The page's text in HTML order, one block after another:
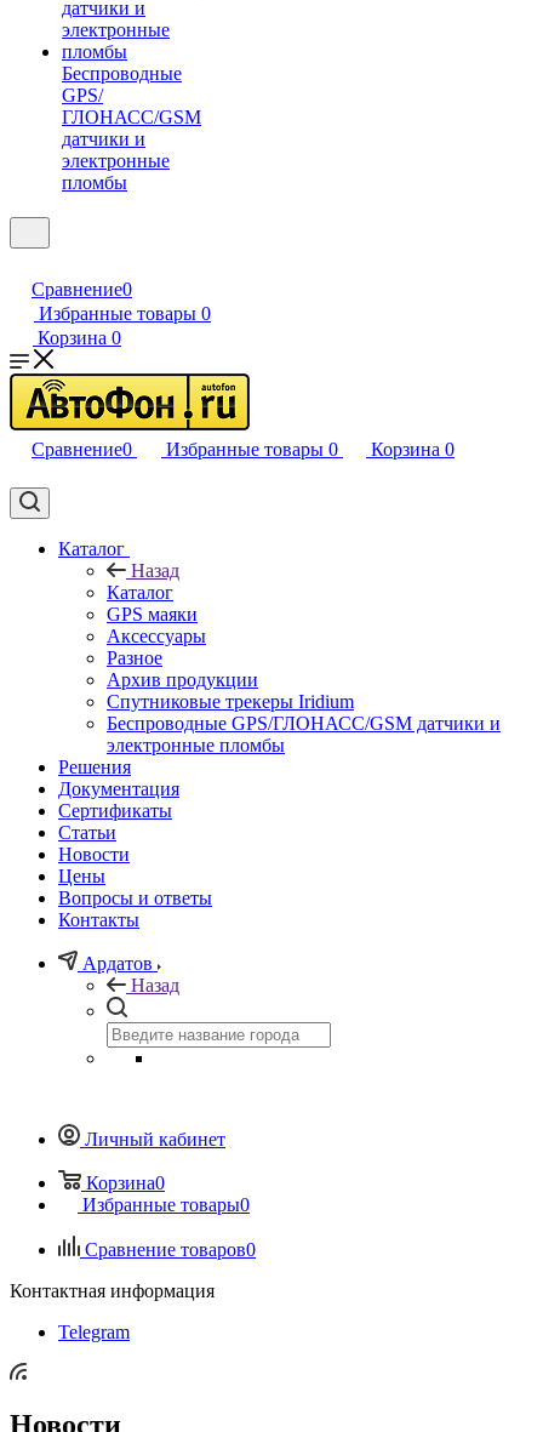
Беспроводные
GPS/
ГЛОНАСС/GSM
датчики и
электронные
пломбы
Сравнение0
Избранные товары 0
Корзина 0
Сравнение0 Избранные товары 0 Корзина 0
Каталог
Назад
Каталог
GPS маяки
Аксессуары
Разное
Архив продукции
Спутниковые трекеры Iridium
Беспроводные GPS/ГЛОНАСС/GSM датчики и
электронные пломбы
Решения
Документация
Сертификаты
Статьи
Новости
Цены
Вопросы и ответы
Контакты
Ардатов
Назад
Личный кабинет
Корзина0
Избранные товары0
Сравнение товаров0
Контактная информация
Telegram
Новости